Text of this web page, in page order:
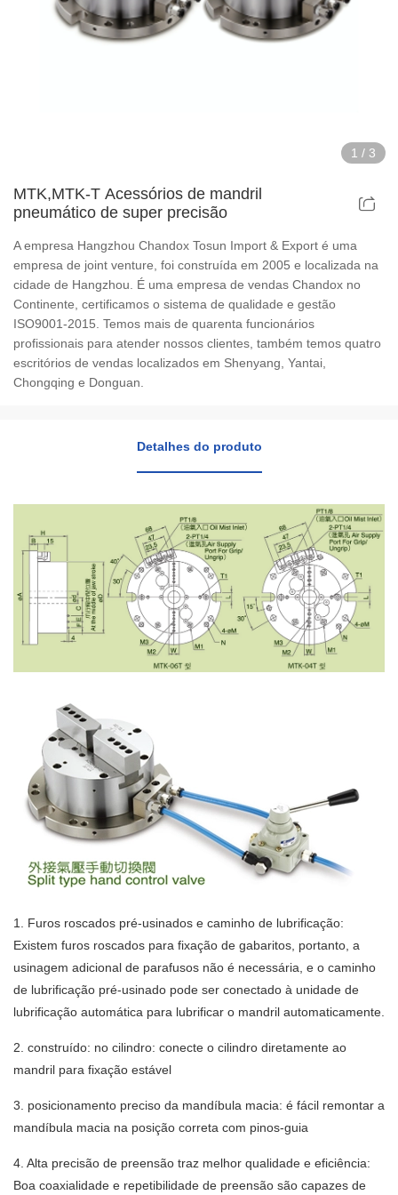
Acessórios para mandril de potência oca
Série Scroll Chucks
Série de mandris superfinos
Série de mandris para corpo de aço
Série Din Chucks
1 / 3
MTK,MTK-T Acessórios de mandril
pneumático de super precisão
A empresa Hangzhou Chandox Tosun Import & Export é uma
empresa de joint venture, foi construída em 2005 e localizada na
cidade de Hangzhou. É uma empresa de vendas Chandox no
Continente, certificamos o sistema de qualidade e gestão
ISO9001-2015. Temos mais de quarenta funcionários
profissionais para atender nossos clientes, também temos quatro
escritórios de vendas localizados em Shenyang, Yantai,
Chongqing e Donguan.
Detalhes do produto
1. Furos roscados pré-usinados e caminho de lubrificação:
Existem furos roscados para fixação de gabaritos, portanto, a
usinagem adicional de parafusos não é necessária, e o caminho
de lubrificação pré-usinado pode ser conectado à unidade de
lubrificação automática para lubrificar o mandril automaticamente.
2. construído: no cilindro: conecte o cilindro diretamente ao
mandril para fixação estável
3. posicionamento preciso da mandíbula macia: é fácil remontar a
mandíbula macia na posição correta com pinos-guia
4. Alta precisão de preensão traz melhor qualidade e eficiência:
Boa coaxialidade e repetibilidade de preensão são capazes de